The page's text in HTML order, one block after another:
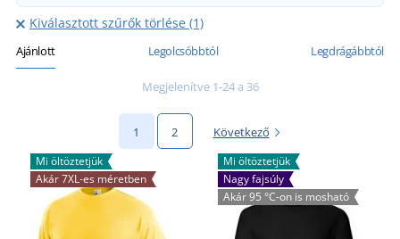
Kiválasztott szűrők törlése (1)
Ajánlott Legolcsóbbtól Legdrágábbtól
Megjelenítve 1-24 a 36
1 2 Következő
Mi öltöztetjük
Akár 7XL-es méretben
Mi öltöztetjük
Nagy fajsúly
Akár 95 °C-on is mosható